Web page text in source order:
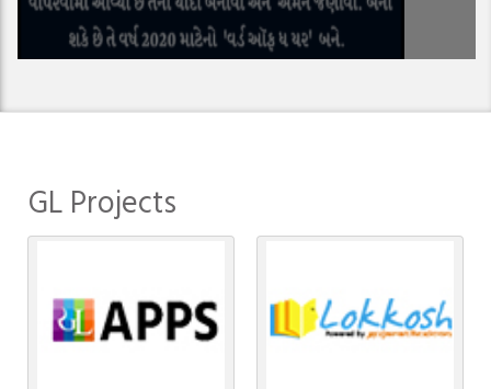
GL Projects